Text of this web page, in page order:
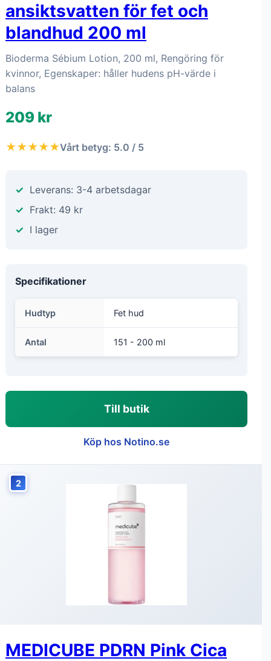
ansiktsvatten för fet och
blandhud 200 ml
Bioderma Sébium Lotion, 200 ml, Rengöring för
kvinnor, Egenskaper: håller hudens pH-värde i
balans
209 kr
★★★★★Vårt betyg: 5.0 / 5
Leverans: 3-4 arbetsdagar
Frakt: 49 kr
I lager
Specifikationer
Hudtyp Fet hud
Antal 151 - 200 ml
Till butik
Köp hos Notino.se
2
MEDICUBE PDRN Pink Cica